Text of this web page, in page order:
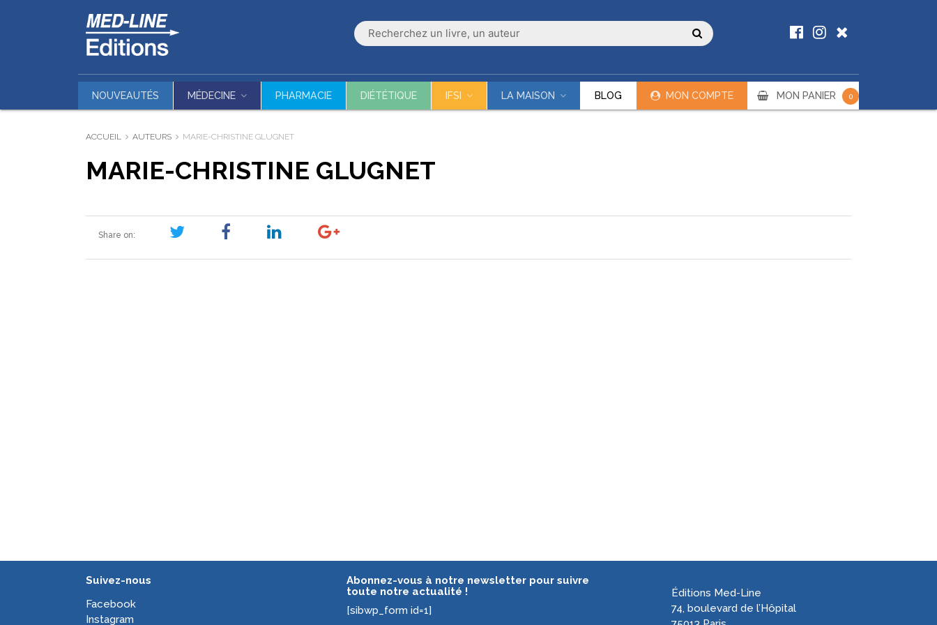
NOUVEAUTÉS MÉDECINE PHARMACIE DIÉTÉTIQUE IFSI LA MAISON BLOG MON COMPTE MON PANIER 0
ACCUEIL AUTEURS MARIE-CHRISTINE GLUGNET
MARIE-CHRISTINE GLUGNET
Share on:
Suivez-nous
Facebook
Instagram
Abonnez-vous à notre newsletter pour suivre
toute notre actualité !
[sibwp_form id=1]
Éditions Med-Line
74, boulevard de l’Hôpital